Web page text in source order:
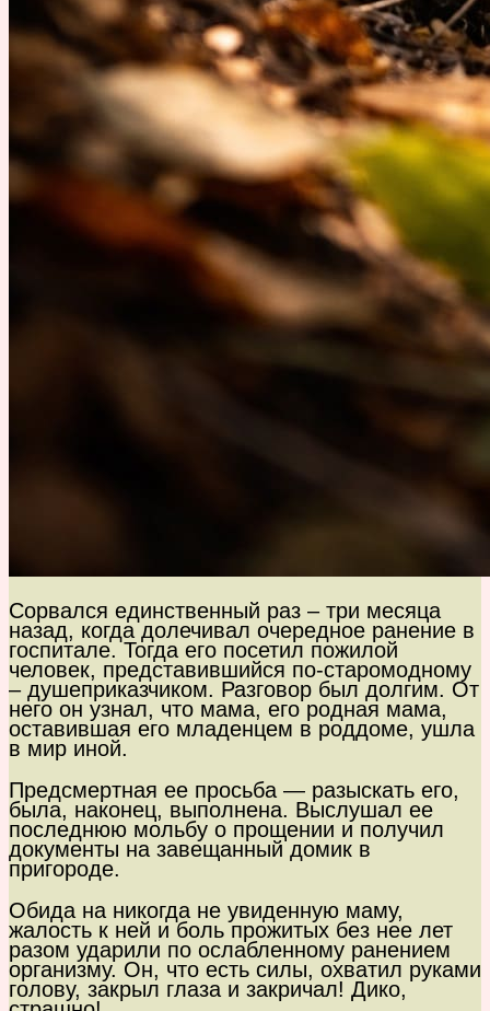
Сорвался единственный раз – три месяца
назад, когда долечивал очередное ранение в
госпитале. Тогда его посетил пожилой
человек, представившийся по-старомодному
– душеприказчиком. Разговор был долгим. От
него он узнал, что мама, его родная мама,
оставившая его младенцем в роддоме, ушла
в мир иной.
Предсмертная ее просьба — разыскать его,
была, наконец, выполнена. Выслушал ее
последнюю мольбу о прощении и получил
документы на завещанный домик в
пригороде.
Обида на никогда не увиденную маму,
жалость к ней и боль прожитых без нее лет
разом ударили по ослабленному ранением
организму. Он, что есть силы, охватил руками
голову, закрыл глаза и закричал! Дико,